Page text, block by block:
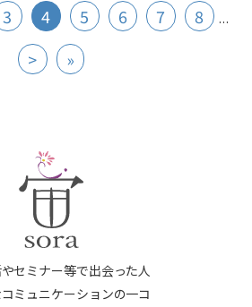
3 4 5 6 7 8 ...
> »
セミナー等で出会った人
ミュニケーションの一コ